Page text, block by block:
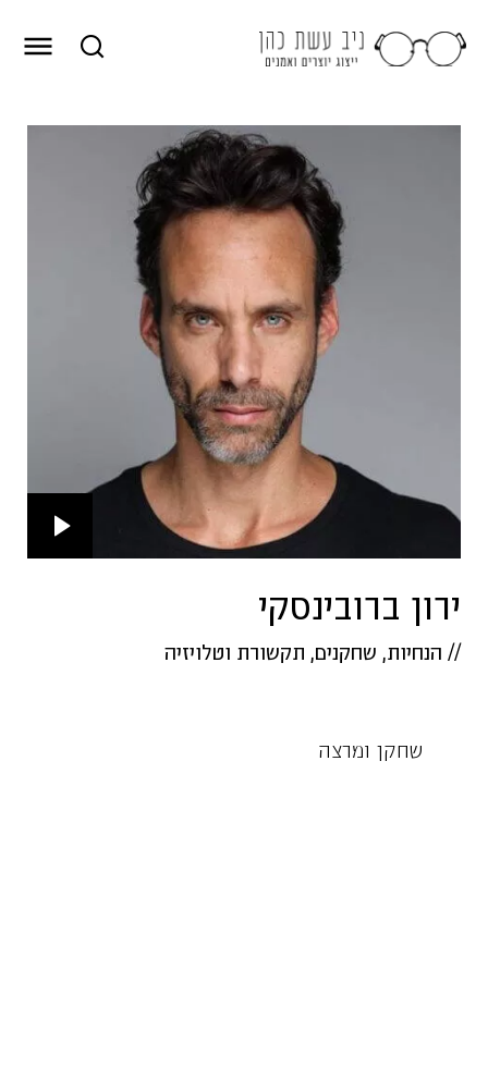
ירון ברובינסקי
// הנחיות, שחקנים, תקשורת וטלויזיה
שחקן ומרצה